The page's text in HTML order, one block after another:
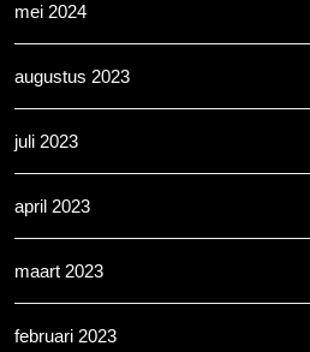
mei 2024
augustus 2023
juli 2023
april 2023
maart 2023
februari 2023